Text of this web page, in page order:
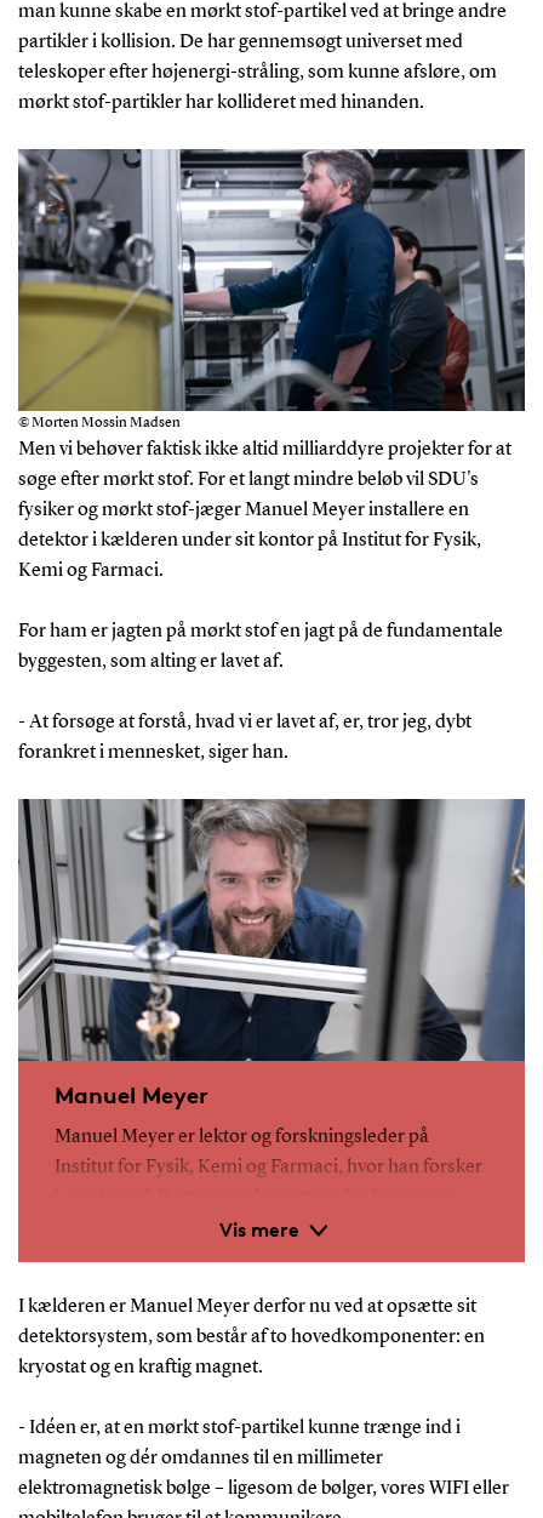
man kunne skabe en mørkt stof-partikel ved at bringe andre
partikler i kollision. De har gennemsøgt universet med
teleskoper efter højenergi-stråling, som kunne afsløre, om
mørkt stof-partikler har kollideret med hinanden.
© Morten Mossin Madsen
Men vi behøver faktisk ikke altid milliarddyre projekter for at
søge efter mørkt stof. For et langt mindre beløb vil SDU's
fysiker og mørkt stof-jæger Manuel Meyer installere en
detektor i kælderen under sit kontor på Institut for Fysik,
Kemi og Farmaci.
For ham er jagten på mørkt stof en jagt på de fundamentale
byggesten, som alting er lavet af.
- At forsøge at forstå, hvad vi er lavet af, er, tror jeg, dybt
forankret i mennesket, siger han.
Vis mere
Manuel Meyer
Manuel Meyer er lektor og forskningsleder på
Institut for Fysik, Kemi og Farmaci, hvor han forsker
Research Council Starting Grant.
forskningsgruppeleder ved universitetet i Hamborg,
Marie Curie Research Fellow ved Erlangen Centre
for Astroparticle Physics, Feodor Lynen Research
University og Kavli Institute of Particle Astrophysics
and Cosmology.
I kælderen er Manuel Meyer derfor nu ved at opsætte sit
detektorsystem, som består af to hovedkomponenter: en
kryostat og en kraftig magnet.
- Idéen er, at en mørkt stof-partikel kunne trænge ind i
magneten og dér omdannes til en millimeter
elektromagnetisk bølge – ligesom de bølger, vores WIFI eller